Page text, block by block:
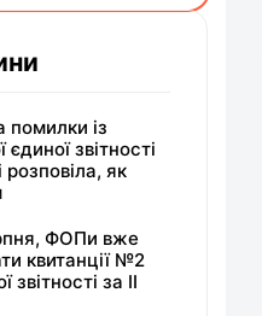
із
звітності
розповіла, як
ФОПи вже
квитанції №2
за ІІ